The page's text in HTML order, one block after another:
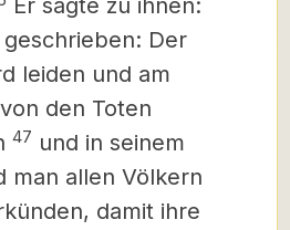
Er sagte zu ihnen:
Der
leiden und am
den Toten
47 und in seinem
man allen Völkern
damit ihre